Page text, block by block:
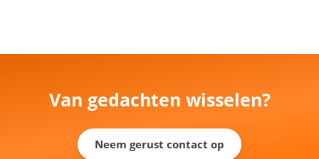
Van gedachten wisselen?
Neem gerust contact op